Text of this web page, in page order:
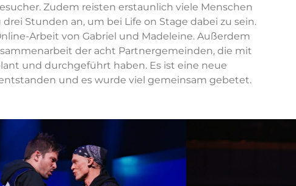
Zudem reisten erstaunlich viele Menschen
Stunden an, um bei Life on Stage dabei zu sein.
Arbeit von Gabriel und Madeleine. Außerdem
der acht Partnergemeinden, die mit
und durchgeführt haben. Es ist eine neue
und es wurde viel gemeinsam gebetet.